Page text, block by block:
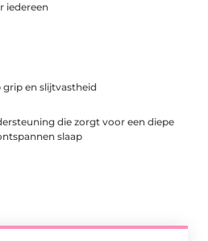
iedereen
en slijtvastheid
die zorgt voor een diepe
slaap